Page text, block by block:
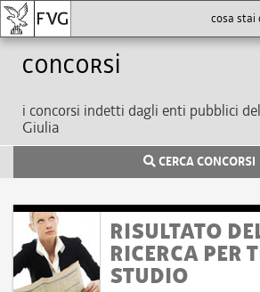
Concorsi
i concorsi indetti dagli enti pubblici
Giulia
CERCA CONCORSI
RISULTATO
RICERCA PER
STUDIO